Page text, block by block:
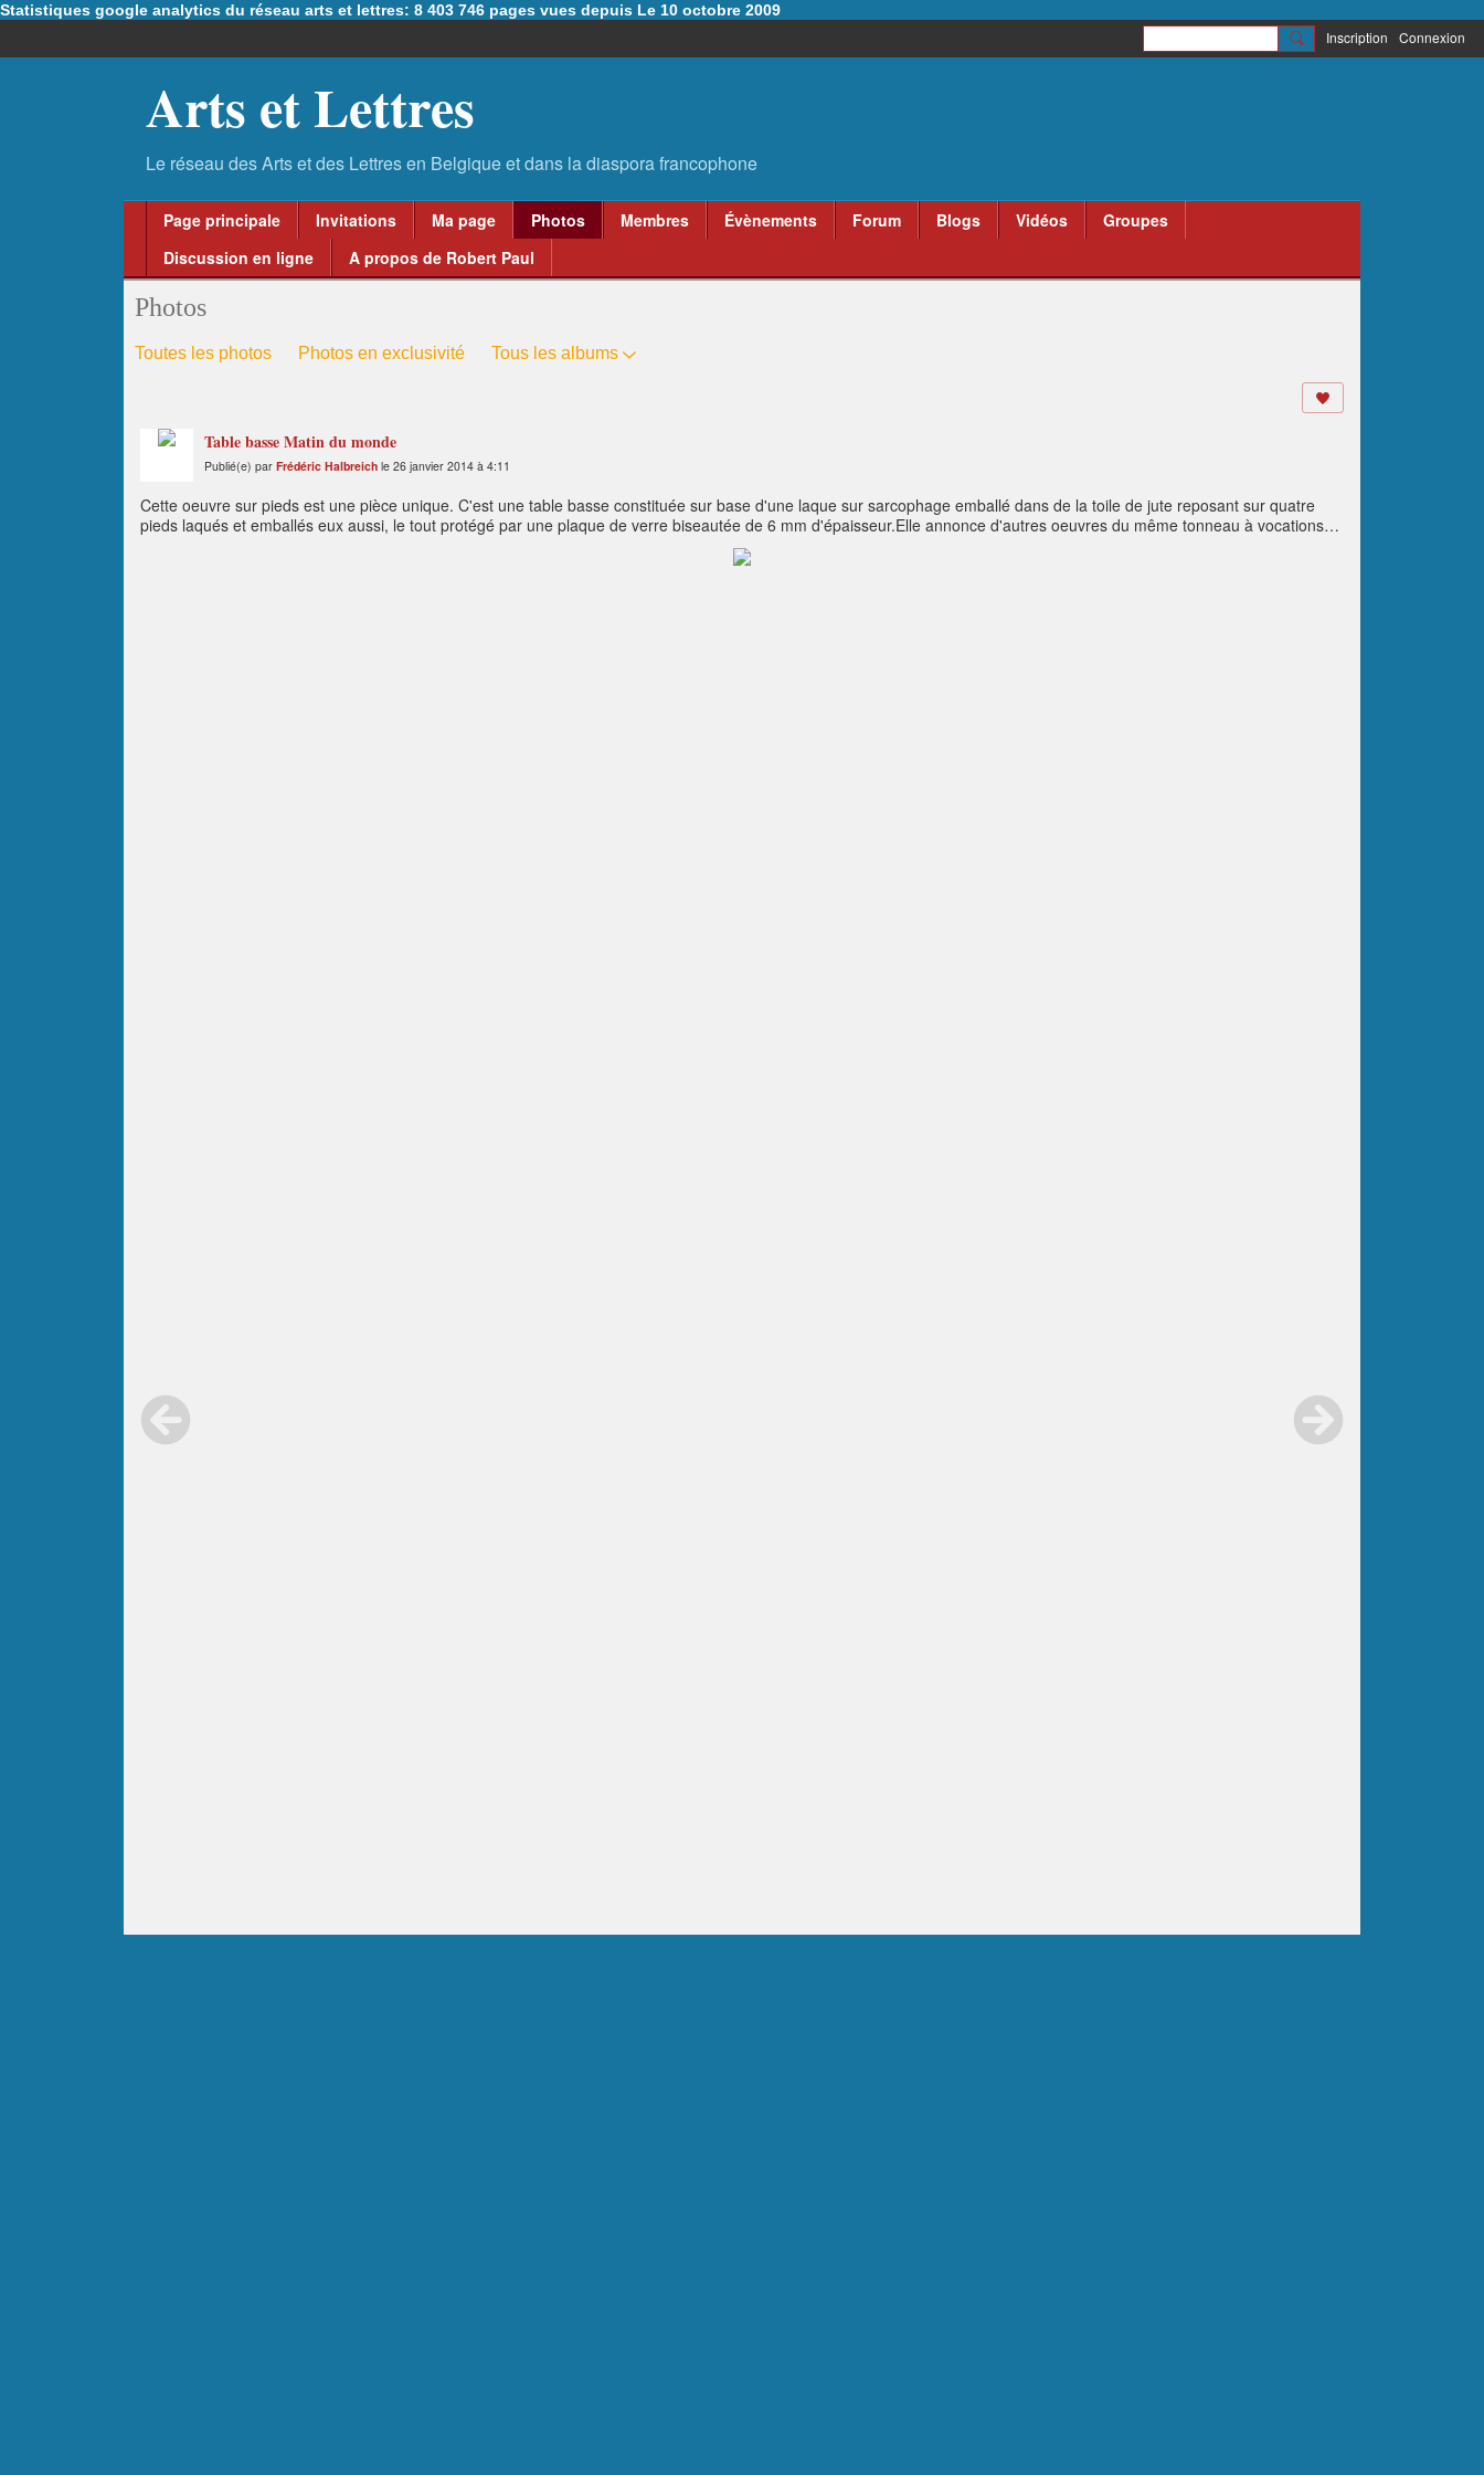
Statistiques google analytics du réseau arts et lettres: 8 403 746 pages vues depuis Le 10 octobre 2009
Inscription Connexion
Arts et Lettres
Page principale Invitations Ma page Photos Membres Évènements Forum Blogs Vidéos
Groupes
Discussion en ligne
A propos de Robert Paul
Photos
Toutes les photos Photos en exclusivité Tous les albums
Table basse Matin du monde
Publié(e) par Frédéric Halbreich le 26 janvier 2014 à 4:11
Cette oeuvre sur pieds est une pièce unique. C'est une table basse constituée sur base d'une laque sur sarcophage emballé dans de la toile de jute reposant sur quatre
pieds laqués et emballés eux aussi, le tout protégé par une plaque de verre biseautée de 6 mm d'épaisseur.Elle annonce d'autres oeuvres du même tonneau à vocations
utilitaires.Table "Matin du monde":- longueur: 120 cm- largeur: 60 cm- hauteur: 46,5 cm